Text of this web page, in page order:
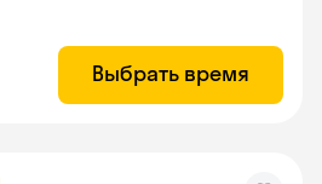
Выбрать время